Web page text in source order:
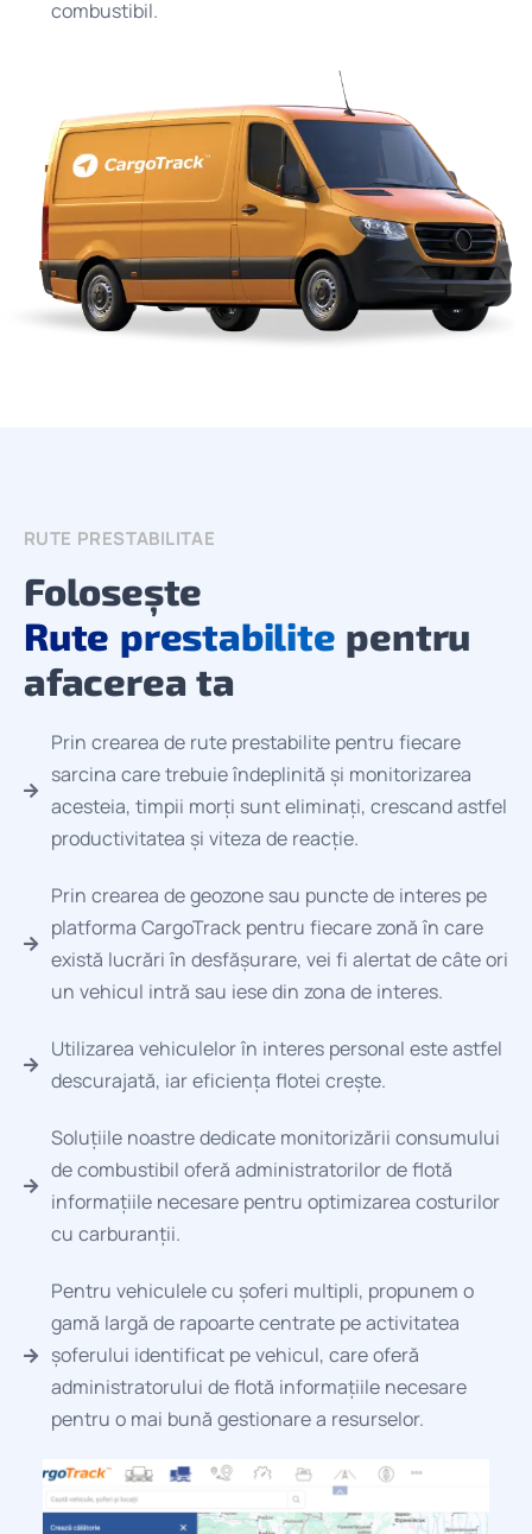
combustibil.
RUTE PRESTABILITAE
Folosește
Rute prestabilite pentru
afacerea ta
Prin crearea de rute prestabilite pentru fiecare
sarcina care trebuie îndeplinită și monitorizarea
acesteia, timpii morți sunt eliminați, crescand astfel
productivitatea și viteza de reacție.
Prin crearea de geozone sau puncte de interes pe
platforma CargoTrack pentru fiecare zonă în care
există lucrări în desfășurare, vei fi alertat de câte ori
un vehicul intră sau iese din zona de interes.
Utilizarea vehiculelor în interes personal este astfel
descurajată, iar eficiența flotei crește.
Soluțiile noastre dedicate monitorizării consumului
de combustibil oferă administratorilor de flotă
informațiile necesare pentru optimizarea costurilor
cu carburanții.
Pentru vehiculele cu șoferi multipli, propunem o
gamă largă de rapoarte centrate pe activitatea
șoferului identificat pe vehicul, care oferă
administratorului de flotă informațiile necesare
pentru o mai bună gestionare a resurselor.